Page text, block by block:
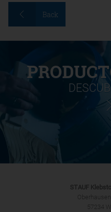
Back
STAUF
57234